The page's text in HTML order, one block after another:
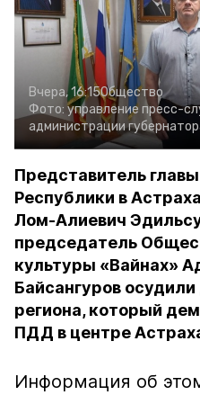
Вчера, 16:15Общество
Фото: управление пресс-
администрации
Представитель
Республики в
Лом-Алиевич
председатель
культуры «Вайнах»
Байсангуров осудили
региона, который
ПДД в центре
Информация об